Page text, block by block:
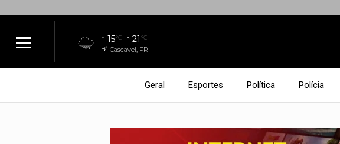
15°C 21 °C
Cascavel, PR
Geral Esportes Política Polícia